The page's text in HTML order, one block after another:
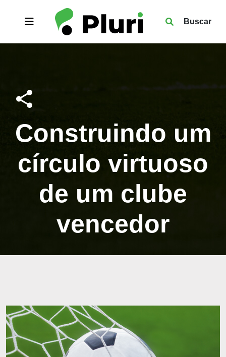
Buscar
Construindo um
círculo virtuoso
de um clube
vencedor